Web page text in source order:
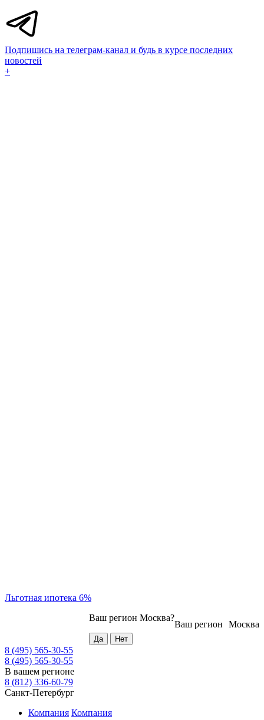
Подпишись на телеграм-канал и будь в курсе последних
новостей
+
Льготная ипотека 6%
Москва
Ваш регион
Ваш регион Москва?
8 (495) 565-30-55
8 (495) 565-30-55
В вашем регионе
8 (812) 336-60-79
Санкт-Петербург
Компания Компания